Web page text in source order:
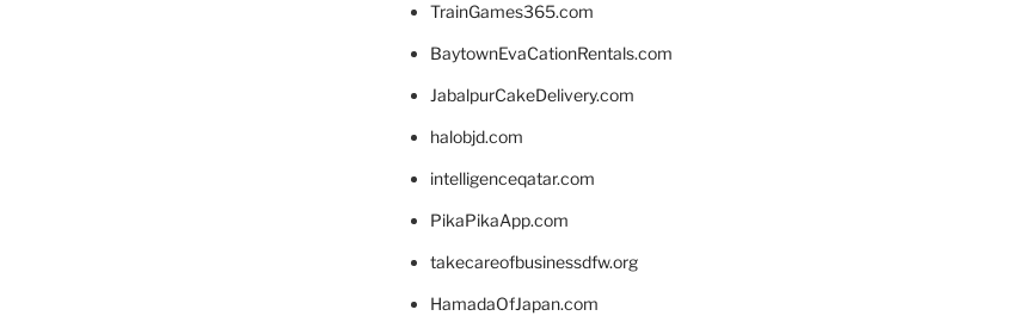
TrainGames365.com
BaytownEvaCationRentals.com
JabalpurCakeDelivery.com
halobjd.com
intelligenceqatar.com
PikaPikaApp.com
takecareofbusinessdfw.org
HamadaOfJapan.com